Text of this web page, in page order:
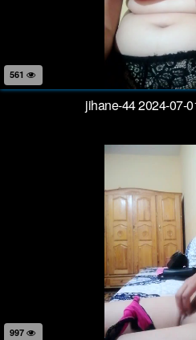
jihane-44 2024-07-